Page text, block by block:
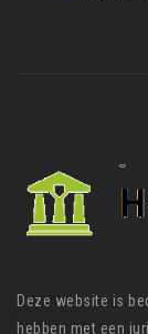
Deze website is
hebben met een